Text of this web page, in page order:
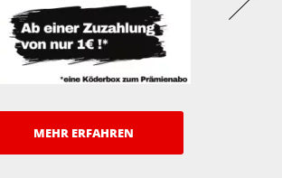
MEHR ERFAHREN